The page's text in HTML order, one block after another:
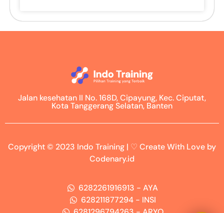
Jalan kesehatan II No. 168D, Cipayung, Kec. Ciputat,
Kota Tanggerang Selatan, Banten
Copyright © 2023 Indo Training | ♡ Create With Love by
Codenary.id
6282261916913 - AYA
628211877294 - INSI